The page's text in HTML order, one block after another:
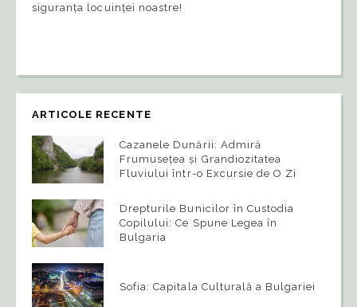
siguranța locuinței noastre!
ARTICOLE RECENTE
Cazanele Dunării: Admiră
Frumusețea și Grandiozitatea
Fluviului într-o Excursie de O Zi
Drepturile Bunicilor în Custodia
Copilului: Ce Spune Legea în
Bulgaria
Sofia: Capitala Culturală a Bulgariei